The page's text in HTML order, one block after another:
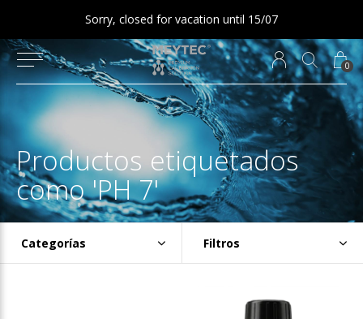
0
Sorry, closed for vacation until 15/07
Productos etiquetados
como 'PH 7'
Categorías Filtros